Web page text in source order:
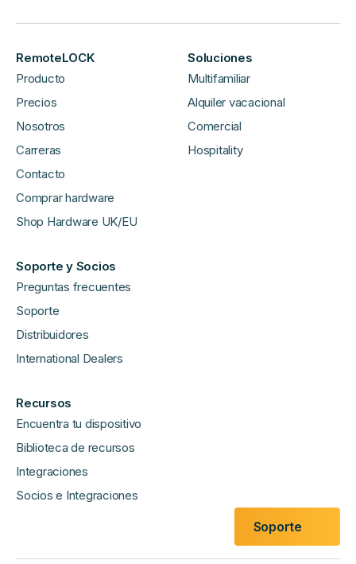
RemoteLOCK
Producto
Precios
Nosotros
Carreras
Contacto
Comprar hardware
Shop Hardware UK/EU
Soluciones
Multifamiliar
Alquiler vacacional
Comercial
Hospitality
Soporte y Socios
Preguntas frecuentes
Soporte
Distribuidores
International Dealers
Recursos
Encuentra tu dispositivo
Biblioteca de recursos
Integraciones
Socios e Integraciones
Soporte